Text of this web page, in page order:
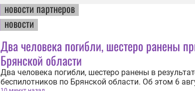
новости партнеров
новости
Два человека погибли, шестеро ранены
Брянской области
Два человека погибли, шестеро ранены в
беспилотников по Брянской области. Об этом 6